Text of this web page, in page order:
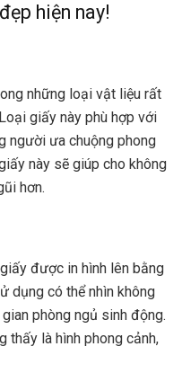
hiện nay!
những loại vật liệu rất
giấy này phù hợp với
người ưa chuộng phong
này sẽ giúp cho không
hơn.
được in hình lên bằng
dụng có thể nhìn không
phòng ngủ sinh động.
thấy là hình phong cảnh,